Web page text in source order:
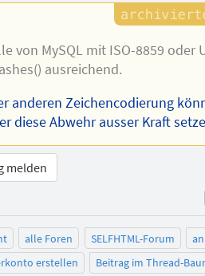
von MySQL mit ISO-8859 oder
ausreichend.
anderen Zeichencodierung
diese Abwehr ausser Kraft
melden
alle Foren SELFHTML-Forum
erstellen
Beitrag im Thread-